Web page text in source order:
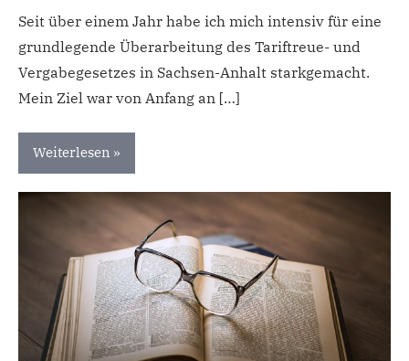
Seit über einem Jahr habe ich mich intensiv für eine
grundlegende Überarbeitung des Tariftreue- und
Vergabegesetzes in Sachsen-Anhalt starkgemacht.
Mein Ziel war von Anfang an […]
Weiterlesen
Uncategorized